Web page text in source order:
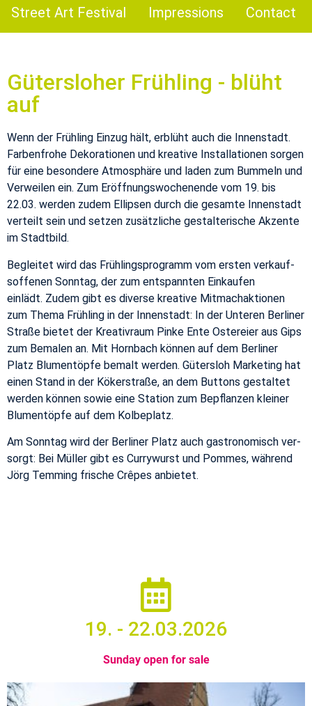
Street Art Festival Impressions Contact
Güter­slo­her Frühling - blüht
auf
Wenn der Frühling Einzug hält, erblüht auch die In­nen­stadt.
Far­ben­frohe Deko­ra­tio­nen und kreative In­stal­la­tio­nen sor­gen
für eine beson­dere At­mo­sphäre und laden zum Bum­meln und
Ver­weilen ein. Zum Eröff­nungswoch­enende vom 19. bis
22.03. wer­den zudem El­lipsen durch die gesamte In­nen­stadt
verteilt sein und set­zen zusätzliche gestal­ter­ische Akzente
im Stadt­bild.
Be­gleitet wird das Frühling­spro­gramm vom er­sten verkauf­
sof­fe­nen Son­ntag, der zum entspan­nten Einkaufen
einlädt. Zudem gibt es di­verse kreative Mit­machak­tio­nen
zum Thema Frühling in der In­nen­stadt: In der Un­teren Berliner
Straße bi­etet der Kreativraum Pinke Ente Os­tereier aus Gips
zum Be­malen an. Mit Horn­bach können auf dem Berliner
Platz Blu­mentöpfe be­malt wer­den. Güter­sloh Mar­ket­ing hat
einen Stand in der Köker­straße, an dem But­tons gestal­tet
wer­den können sowie eine Sta­tion zum Bepflanzen kleiner
Blu­mentöpfe auf dem Kol­be­platz.
Am Son­ntag wird der Berliner Platz auch gas­tronomisch ver­
sorgt: Bei Müller gibt es Cur­ry­wurst und Pommes, während
Jörg Tem­ming frische Crêpes an­bi­etet.
19. - 22.03.2026
Sun­day open for sale